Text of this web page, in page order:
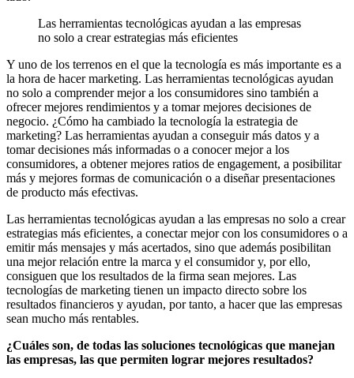
Las herramientas tecnológicas ayudan a las empresas
no solo a crear estrategias más eficientes
Y uno de los terrenos en el que la tecnología es más importante es a
la hora de hacer marketing. Las herramientas tecnológicas ayudan
no solo a comprender mejor a los consumidores sino también a
ofrecer mejores rendimientos y a tomar mejores decisiones de
negocio. ¿Cómo ha cambiado la tecnología la estrategia de
marketing? Las herramientas ayudan a conseguir más datos y a
tomar decisiones más informadas o a conocer mejor a los
consumidores, a obtener mejores ratios de engagement, a posibilitar
más y mejores formas de comunicación o a diseñar presentaciones
de producto más efectivas.
Las herramientas tecnológicas ayudan a las empresas no solo a crear
estrategias más eficientes, a conectar mejor con los consumidores o a
emitir más mensajes y más acertados, sino que además posibilitan
una mejor relación entre la marca y el consumidor y, por ello,
consiguen que los resultados de la firma sean mejores. Las
tecnologías de marketing tienen un impacto directo sobre los
resultados financieros y ayudan, por tanto, a hacer que las empresas
sean mucho más rentables.
¿Cuáles son, de todas las soluciones tecnológicas que manejan
las empresas, las que permiten lograr mejores resultados?